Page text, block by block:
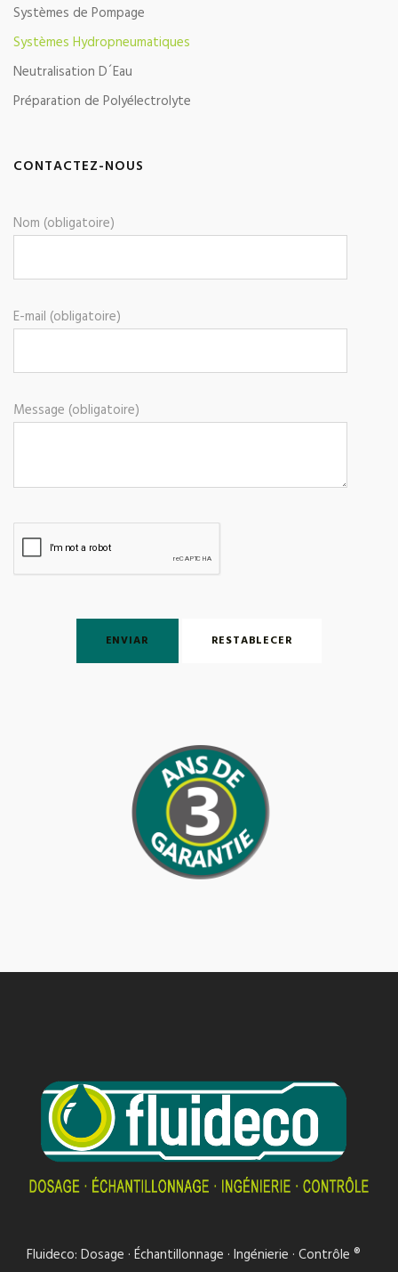
Systèmes de Pompage
Systèmes Hydropneumatiques
Neutralisation D´Eau
Préparation de Polyélectrolyte
CONTACTEZ-NOUS
Nom (obligatoire)
E-mail (obligatoire)
Message (obligatoire)
Fluideco: Dosage · Échantillonnage · Ingénierie · Contrôle ®